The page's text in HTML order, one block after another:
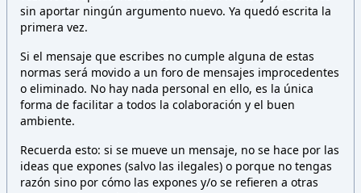
sin aportar ningún argumento nuevo. Ya quedó escrita la
primera vez.
Si el mensaje que escribes no cumple alguna de estas
normas será movido a un foro de mensajes improcedentes
o eliminado. No hay nada personal en ello, es la única
forma de facilitar a todos la colaboración y el buen
ambiente.
Recuerda esto: si se mueve un mensaje, no se hace por las
ideas que expones (salvo las ilegales) o porque no tengas
razón sino por cómo las expones y/o se refieren a otras